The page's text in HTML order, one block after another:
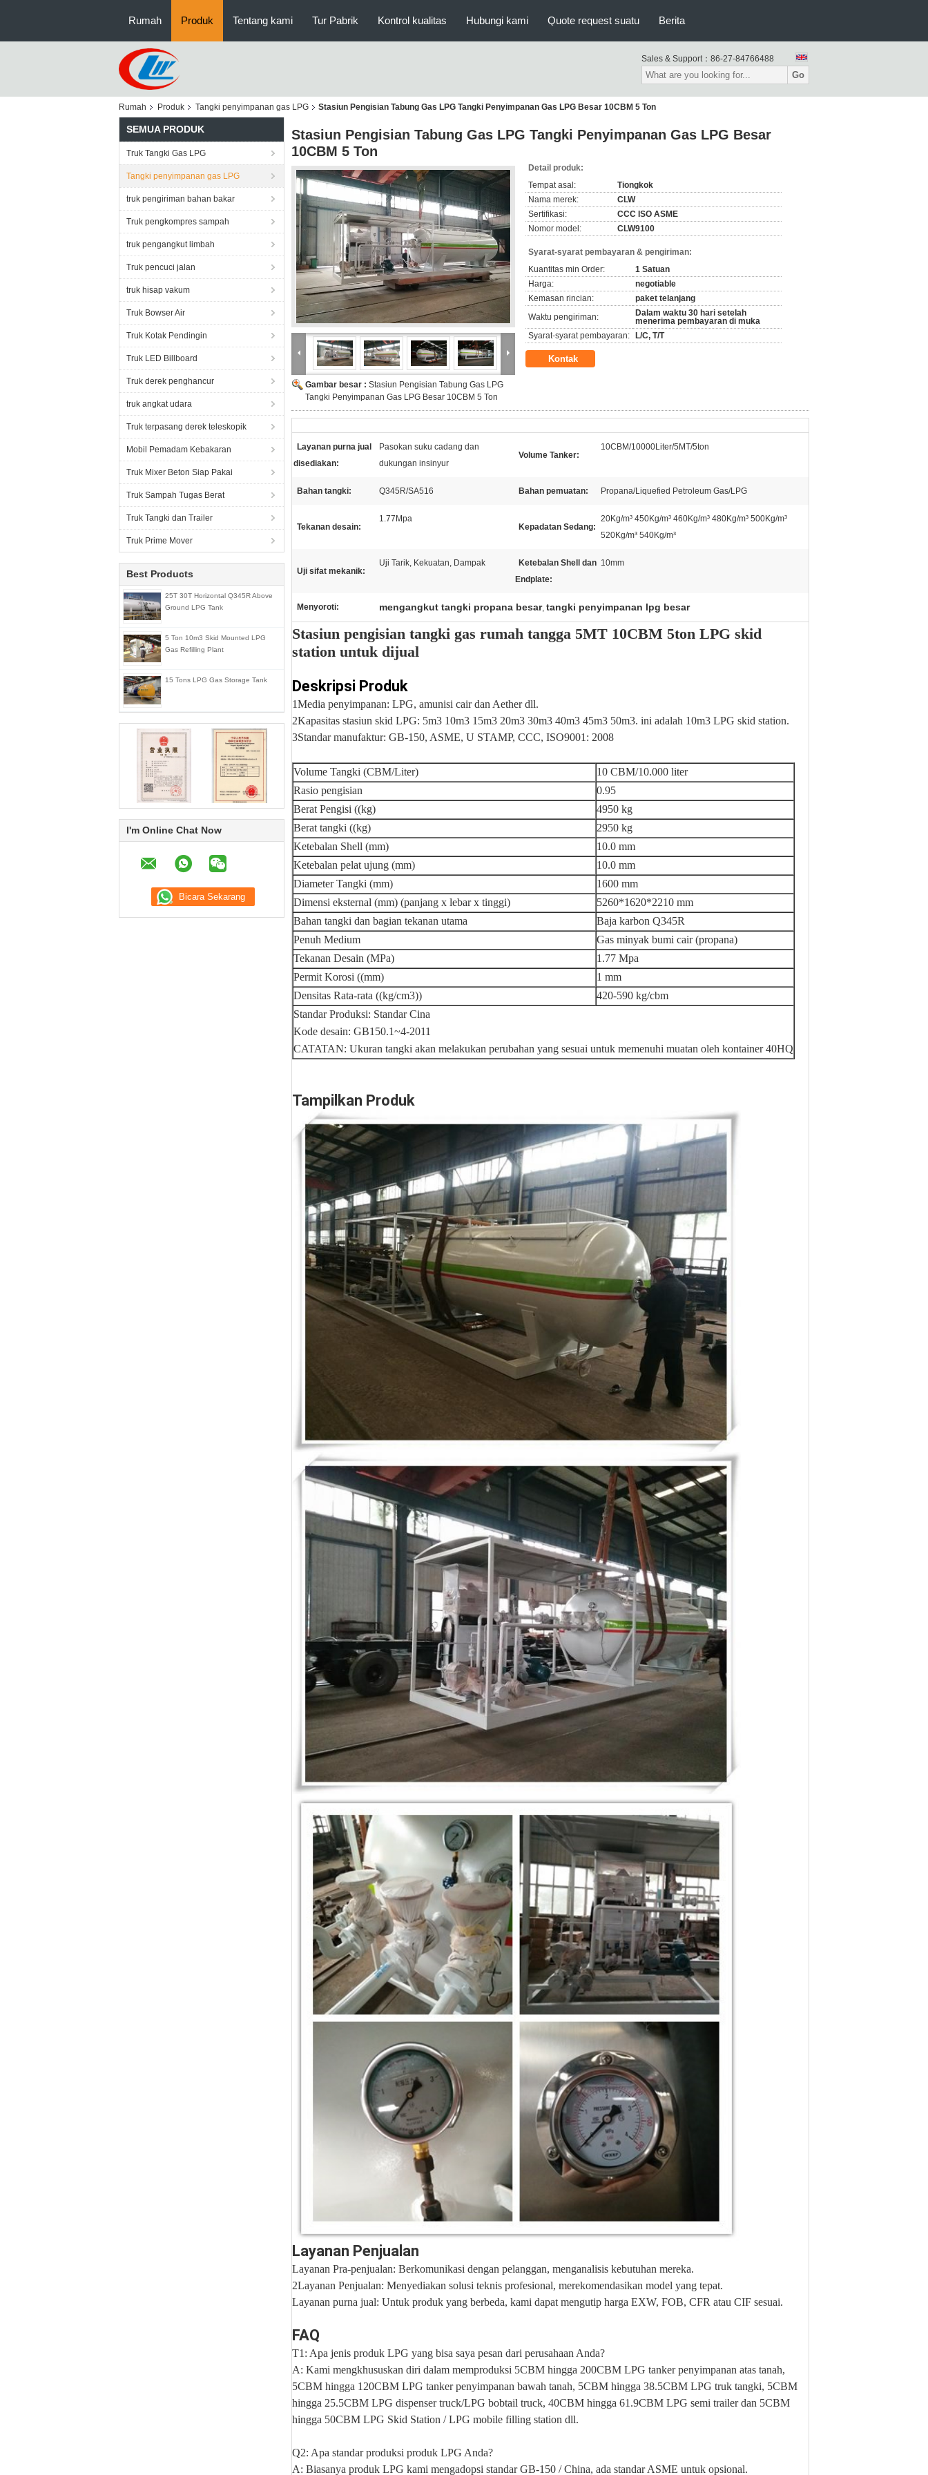
Rumah Produk Tentang kami Tur Pabrik Kontrol kualitas Hubungi kami Quote request suatu Berita
Sales & Support： 86-27-84766488
Go
Rumah Produk Tangki penyimpanan gas LPG Stasiun Pengisian Tabung Gas LPG Tangki Penyimpanan Gas LPG Besar 10CBM 5 Ton
SEMUA PRODUK
Truk Tangki Gas LPG
Tangki penyimpanan gas LPG
truk pengiriman bahan bakar
Truk pengkompres sampah
truk pengangkut limbah
Truk pencuci jalan
truk hisap vakum
Truk Bowser Air
Truk Kotak Pendingin
Truk LED Billboard
Truk derek penghancur
truk angkat udara
Truk terpasang derek teleskopik
Mobil Pemadam Kebakaran
Truk Mixer Beton Siap Pakai
Truk Sampah Tugas Berat
Truk Tangki dan Trailer
Truk Prime Mover
Best Products
25T 30T Horizontal Q345R Above
Ground LPG Tank
5 Ton 10m3 Skid Mounted LPG
Gas Refilling Plant
15 Tons LPG Gas Storage Tank
I'm Online Chat Now
Stasiun Pengisian Tabung Gas LPG Tangki Penyimpanan Gas LPG Besar
10CBM 5 Ton
Gambar besar : Stasiun Pengisian Tabung Gas LPG
Tangki Penyimpanan Gas LPG Besar 10CBM 5 Ton
Detail produk:
Tempat asal:
Tiongkok
Nama merek:
CLW
Sertifikasi:
CCC ISO ASME
Nomor model:
CLW9100
Syarat-syarat pembayaran & pengiriman:
Kuantitas min Order:
1 Satuan
Harga:
negotiable
Kemasan rincian:
paket telanjang
Waktu pengiriman:
Dalam waktu 30 hari setelah
menerima pembayaran di muka
Syarat-syarat pembayaran:
L/C, T/T
Kontak
Layanan purna jual
disediakan:
Pasokan suku cadang dan
dukungan insinyur
Volume Tanker:
10CBM/10000Liter/5MT/5ton
Bahan tangki: Q345R/SA516 Bahan pemuatan: Propana/Liquefied Petroleum Gas/LPG
Tekanan desain:
1.77Mpa
Kepadatan Sedang:
20Kg/m³ 450Kg/m³ 460Kg/m³ 480Kg/m³ 500Kg/m³
520Kg/m³ 540Kg/m³
Uji sifat mekanik:
Uji Tarik, Kekuatan, Dampak
Ketebalan Shell dan
Endplate:
10mm
Menyoroti: mengangkut tangki propana besar, tangki penyimpanan lpg besar
Stasiun pengisian tangki gas rumah tangga 5MT 10CBM 5ton LPG skid
station untuk dijual
Deskripsi Produk
1Media penyimpanan: LPG, amunisi cair dan Aether dll.
2Kapasitas stasiun skid LPG: 5m3 10m3 15m3 20m3 30m3 40m3 45m3 50m3. ini adalah 10m3 LPG skid station.
3Standar manufaktur: GB-150, ASME, U STAMP, CCC, ISO9001: 2008
Volume Tangki (CBM/Liter)
10 CBM/10.000 liter
Rasio pengisian
0.95
Berat Pengisi ((kg)
4950 kg
Berat tangki ((kg)
2950 kg
Ketebalan Shell (mm)
10.0 mm
Ketebalan pelat ujung (mm)
10.0 mm
Diameter Tangki (mm)
1600 mm
Dimensi eksternal (mm) (panjang x lebar x tinggi)
5260*1620*2210 mm
Bahan tangki dan bagian tekanan utama
Baja karbon Q345R
Penuh Medium
Gas minyak bumi cair (propana)
Tekanan Desain (MPa)
1.77 Mpa
Permit Korosi ((mm)
1 mm
Densitas Rata-rata ((kg/cm3))
420-590 kg/cbm
Standar Produksi: Standar Cina
Kode desain: GB150.1~4-2011
CATATAN: Ukuran tangki akan melakukan perubahan yang sesuai untuk memenuhi muatan oleh kontainer 40HQ
Tampilkan Produk
Layanan Penjualan
Layanan Pra-penjualan: Berkomunikasi dengan pelanggan, menganalisis kebutuhan mereka.
2Layanan Penjualan: Menyediakan solusi teknis profesional, merekomendasikan model yang tepat.
Layanan purna jual: Untuk produk yang berbeda, kami dapat mengutip harga EXW, FOB, CFR atau CIF sesuai.
FAQ
T1: Apa jenis produk LPG yang bisa saya pesan dari perusahaan Anda?
A: Kami mengkhususkan diri dalam memproduksi 5CBM hingga 200CBM LPG tanker penyimpanan atas tanah,
5CBM hingga 120CBM LPG tanker penyimpanan bawah tanah, 5CBM hingga 38.5CBM LPG truk tangki, 5CBM
hingga 25.5CBM LPG dispenser truck/LPG bobtail truck, 40CBM hingga 61.9CBM LPG semi trailer dan 5CBM
hingga 50CBM LPG Skid Station / LPG mobile filling station dll.
Q2: Apa standar produksi produk LPG Anda?
A: Biasanya produk LPG kami mengadopsi standar GB-150 / China, ada standar ASME untuk opsional.